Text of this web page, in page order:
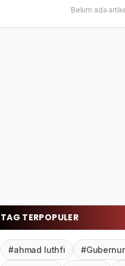
Belum ada
TAG TERPOPULER
#ahmad luthfi